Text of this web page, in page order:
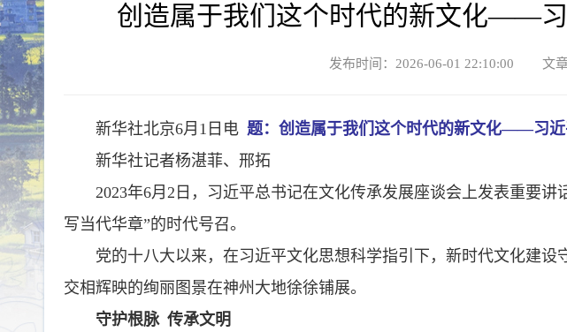
创造属于我们这个时代的新文化——
发布时间：2026-06-01 22:10:00 文
新华社北京6月1日电 题：创造属于我们这个时代的新文化——习
新华社记者杨湛菲、邢拓
2023年6月2日，习近平总书记在文化传承发展座谈会上发表重要
写当代华章”的时代号召。
党的十八大以来，在习近平文化思想科学指引下，新时代文化建
交相辉映的绚丽图景在神州大地徐徐铺展。
守护根脉 传承文明